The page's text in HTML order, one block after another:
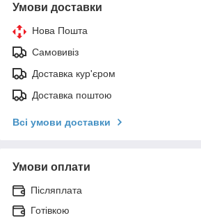
Умови доставки
Нова Пошта
Самовивіз
Доставка кур'єром
Доставка поштою
Всі умови доставки
Умови оплати
Післяплата
Готівкою